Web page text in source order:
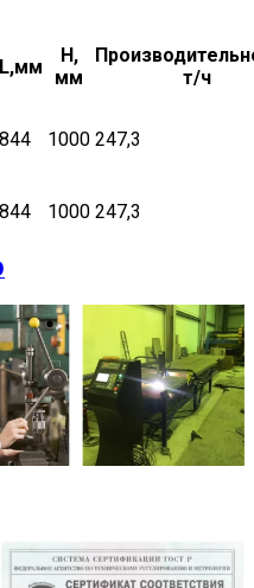
L,мм
H,
мм
т/ч
844 1000 247,3
844 1000 247,3